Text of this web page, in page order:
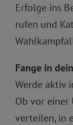
Erfolge ins
rufen und
Fange in
Werde aktiv
Ob vor einer
verteilen, in